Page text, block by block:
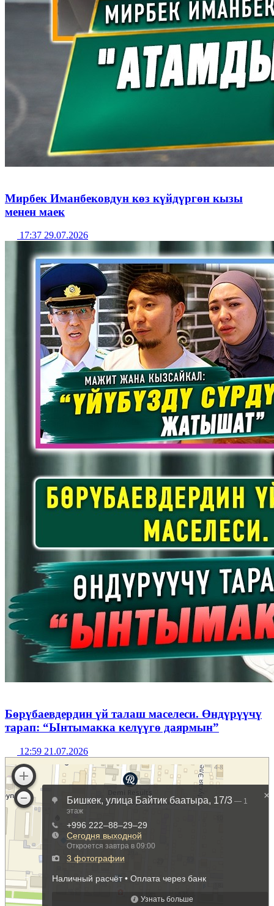
Мирбек Иманбековдун көз күйдүргөн кызы
менен маек
17:37 29.07.2026
Бөрүбаевдердин үй талаш маселеси. Өндүрүүчү
тарап: “Ынтымакка келүүгө даярмын”
12:59 21.07.2026